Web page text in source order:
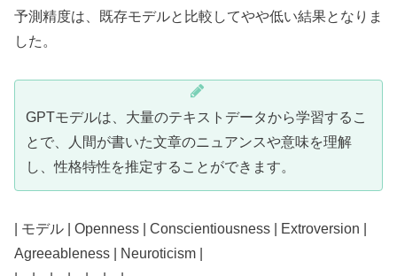
予測精度は、既存モデルと比較してやや低い結果となりま
した。
GPTモデルは、大量のテキストデータから学習するこ
とで、人間が書いた文章のニュアンスや意味を理解
し、性格特性を推定することができます。
| モデル | Openness | Conscientiousness | Extroversion |
Agreeableness | Neuroticism |